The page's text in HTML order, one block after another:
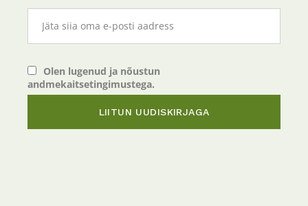
Olen lugenud ja nõustun
andmekaitsetingimustega.